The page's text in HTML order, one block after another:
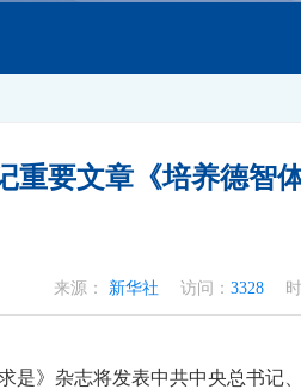
重要文章《培养德智
来源： 新华社 访问： 3328时
是》杂志将发表中共中央总书记